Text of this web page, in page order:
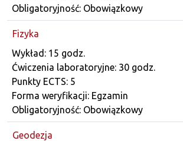
Obligatoryjność: Obowiązkowy
Fizyka
Dane przedmiotu
Wykład: 15 godz.
Ćwiczenia laboratoryjne: 30 godz.
Punkty ECTS: 5
Forma weryfikacji: Egzamin
Obligatoryjność: Obowiązkowy
Geodezja